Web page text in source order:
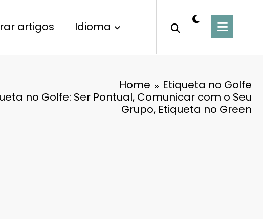
artigos Idioma
Home
Etiqueta no Golfe
no Golfe: Ser Pontual, Comunicar com o Seu
Grupo, Etiqueta no Green